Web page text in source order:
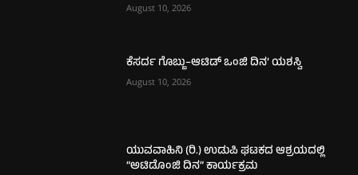
August 10, 2026
ಕೆಸರ್ದ ಗೊಬ್ಬು–ಆಟಿಡ್ ಒಂಜಿ ದಿನ’ ಯಶಸ್ವಿ
August 10, 2026
ಯುವವಾಹಿನಿ (ರಿ.) ಉಡುಪಿ ಘಟಕದ ಆಶ್ರಯದಲ್ಲಿ
“ಅಟಿಡೊಂಜಿ ದಿನ” ಕಾರ್ಯಕ್ರಮ